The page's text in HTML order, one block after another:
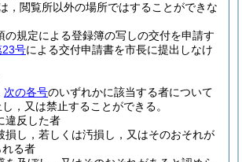
，閲覧所以外の場所ではすることができな
の規定による登録簿の写しの交付を申請す
23号による交付申請書を市長に提出しなけ
次の各号のいずれかに該当する者について
，又は禁止することができる。
違反した者
損し，若しくは汚損し，又はそのおそれが
れる者